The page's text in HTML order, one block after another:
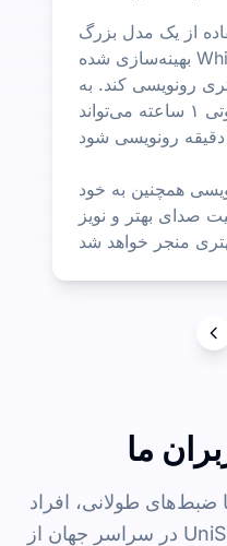
از یک مدل بزرگ
بهینه‌سازی شده Whisper، می‌تواند صدا را
رونویسی کند. به
طور معمول، یک فایل صوتی ۱ ساعته می‌تواند
در حدود ۱ دقیقه رونویسی شود.
همچنین به خود
صدای بهتر و نویز
ما
ضبط‌های طولانی، افراد
در سراسر جهان از UniScribe برای تبدیل صدا و ویدیو